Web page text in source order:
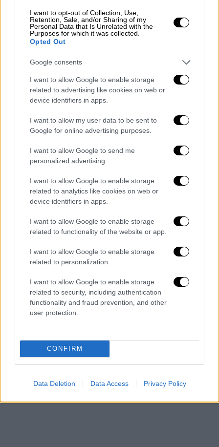
I want to opt-out of Collection, Use,
Retention, Sale, and/or Sharing of my
Personal Data that Is Unrelated with the
Purposes for which it was collected.
Opted Out
Google consents
I want to allow Google to enable storage
related to advertising like cookies on web or
device identifiers in apps.
I want to allow my user data to be sent to
Google for online advertising purposes.
I want to allow Google to send me
personalized advertising.
I want to allow Google to enable storage
related to analytics like cookies on web or
device identifiers in apps.
I want to allow Google to enable storage
related to functionality of the website or app.
I want to allow Google to enable storage
related to personalization.
I want to allow Google to enable storage
related to security, including authentication
functionality and fraud prevention, and other
user protection.
CONFIRM
Data Deletion Data Access Privacy Policy
Αθλητισμός| 21.12.2019 23:06
«Φρούριο» το Καμπ Νου, αήττητη η
Μπαρτσελόνα σε ολόκληρο το 2019!
Η Μπλαουγκράνα επικράτησε 4-1 της
Αλαβές με γκολ των Γκριεζμάν, Βιδάλ, Μέσι
ΑΛΛΑ #TAGS
La Liga
Μπαρτσελόνα
Ρεαλ Μαδρίτης
Γρανάδα Serie A